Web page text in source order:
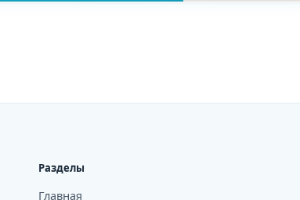
Разделы
Главная